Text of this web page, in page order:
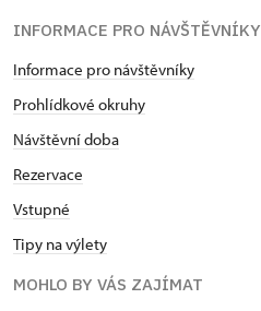
INFORMACE PRO NÁVŠTĚVNÍKY
Informace pro návštěvníky
Prohlídkové okruhy
Návštěvní doba
Rezervace
Vstupné
Tipy na výlety
MOHLO BY VÁS ZAJÍMAT